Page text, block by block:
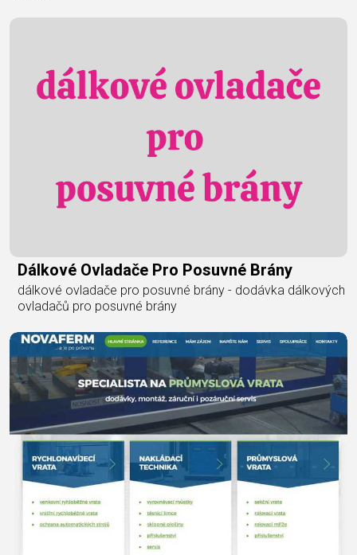
Dálkové Ovladače Pro Posuvné Brány
dálkové ovladače pro posuvné brány - dodávka dálkových
ovladačů pro posuvné brány